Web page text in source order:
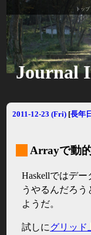
トップ
Journal
2011-12-23 (Fri) [長年
Arrayで動
Haskellではデ
うやるんだろ
ようだ。
試しにグリッド